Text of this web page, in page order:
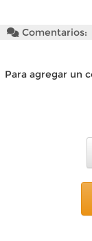
Comentarios:
Para agregar un